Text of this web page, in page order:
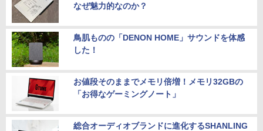
なぜ魅力的なのか？
鳥肌ものの「DENON HOME」サウンドを体感
した！
お値段そのままでメモリ倍増！メモリ32GBの
「お得なゲーミングノート」
総合オーディオブランドに進化するSHANLING